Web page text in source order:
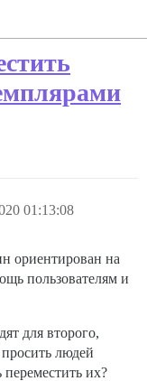
01:13:08
ориентирован на
пользователям и
для второго,
людей
переместить их?